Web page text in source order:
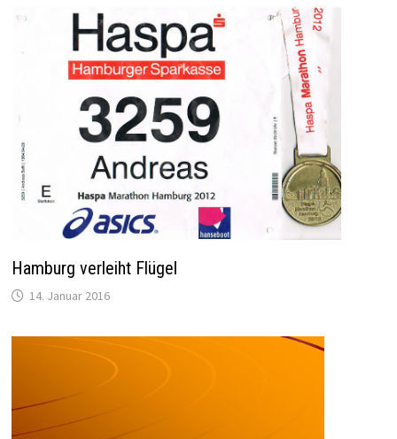
Hamburg verleiht Flügel
14. Januar 2016